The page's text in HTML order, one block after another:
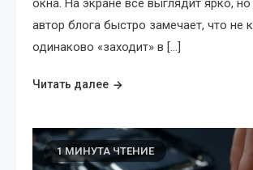
окна. На экране всё выглядит ярко,
автор блога быстро замечает, что не
одинаково «заходит» в […]
Читать далее
1 МИНУТА ЧТЕНИЕ